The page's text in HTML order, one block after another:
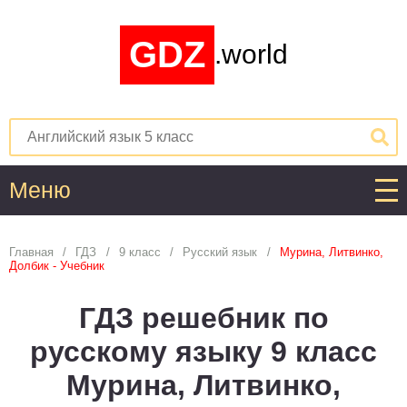
GDZ .world
Меню
1
2 3
Английский язык
2 3 4 5 6 7 8 9 10
11
Астрономия
Главная ГДЗ 9 класс Русский язык
Мурина, Литвинко,
Долбик - Учебник
ГДЗ решебник по
русскому языку 9 класс
Мурина, Литвинко,